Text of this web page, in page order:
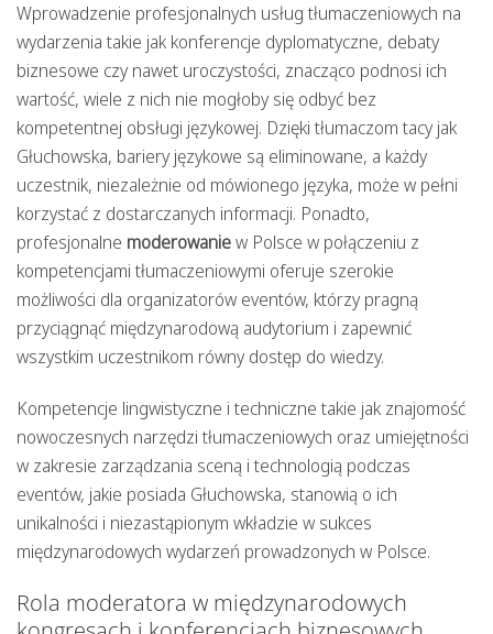
Wprowadzenie profesjonalnych usług tłumaczeniowych na
wydarzenia takie jak konferencje dyplomatyczne, debaty
biznesowe czy nawet uroczystości, znacząco podnosi ich
wartość, wiele z nich nie mogłoby się odbyć bez
kompetentnej obsługi językowej. Dzięki tłumaczom tacy jak
Głuchowska, bariery językowe są eliminowane, a każdy
uczestnik, niezależnie od mówionego języka, może w pełni
korzystać z dostarczanych informacji. Ponadto,
profesjonalne moderowaniew Polsce w połączeniu z
kompetencjami tłumaczeniowymi oferuje szerokie
możliwości dla organizatorów eventów, którzy pragną
przyciągnąć międzynarodową audytorium i zapewnić
wszystkim uczestnikom równy dostęp do wiedzy.
Kompetencje lingwistyczne i techniczne takie jak znajomość
nowoczesnych narzędzi tłumaczeniowych oraz umiejętności
w zakresie zarządzania sceną i technologią podczas
eventów, jakie posiada Głuchowska, stanowią o ich
unikalności i niezastąpionym wkładzie w sukces
międzynarodowych wydarzeń prowadzonych w Polsce.
Rola moderatora w międzynarodowych